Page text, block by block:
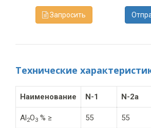
Запросить
Технические
Наименование N-1 N-2a
Al2O3 % ≥ 55 55